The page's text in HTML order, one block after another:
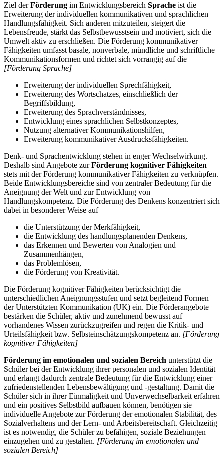
Ziel derFörderung im Entwicklungsbereich Sprache ist die
Erweiterung der individuellen kommunikativen und sprachlichen
Handlungsfähigkeit. Sich anderen mitzuteilen, steigert die
Lebensfreude, stärkt das Selbstbewusstsein und motiviert, sich die
Umwelt aktiv zu erschließen. Die Förderung kommunikativer
Fähigkeiten umfasst basale, nonverbale, mündliche und schriftliche
Kommunikationsformen und richtet sich vorrangig auf die
[Förderung Sprache]
Erweiterung der individuellen Sprechfähigkeit,
Erweiterung des Wortschatzes, einschließlich der
Begriffsbildung,
Erweiterung des Sprachverständnisses,
Entwicklung eines sprachlichen Selbstkonzeptes,
Nutzung alternativer Kommunikationshilfen,
Erweiterung kommunikativer Ausdrucksfähigkeiten.
Denk- und Sprachentwicklung stehen in enger Wechselwirkung.
Deshalb sind Angebote zurFörderung kognitiver Fähigkeiten
stets mit der Förderung kommunikativer Fähigkeiten zu verknüpfen.
Beide Entwicklungsbereiche sind von zentraler Bedeutung für die
Aneignung der Welt und zur Entwicklung von
Handlungskompetenz. Die Förderung des Denkens konzentriert sich
dabei in besonderer Weise auf
die Unterstützung der Merkfähigkeit,
die Entwicklung des handlungsplanenden Denkens,
das Erkennen und Bewerten von Analogien und
Zusammenhängen,
das Problemlösen,
die Förderung von Kreativität.
Die Förderung kognitiver Fähigkeiten berücksichtigt die
unterschiedlichen Aneignungsstufen und setzt begleitend Formen
der Unterstützten Kommunikation (UK) ein. Die Förderangebote
bestärken die Schüler, aktiv und zunehmend bewusst auf
vorhandenes Wissen zurückzugreifen und regen die Kritik- und
Urteilsfähigkeit bzw. Selbsteinschätzungskompetenz an. [Förderung
kognitiver Fähigkeiten]
Förderung im emotionalen und sozialen Bereich unterstützt die
Schüler bei der Entwicklung ihrer personalen und sozialen Identität
und erlangt dadurch zentrale Bedeutung für die Entwicklung einer
zufriedenstellenden Lebensbewältigung und -gestaltung. Damit die
Schüler sich in ihrer Einmaligkeit und Unverwechselbarkeit erfahren
und ein positives Selbstbild aufbauen können, benötigen sie
individuelle Angebote zur Förderung der emotionalen Stabilität, des
Sozialverhaltens und der Lern- und Arbeitsbereitschaft. Gleichzeitig
ist es notwendig, die Schüler zu befähigen, soziale Beziehungen
einzugehen und zu gestalten. [Förderung im emotionalen und
sozialen Bereich]